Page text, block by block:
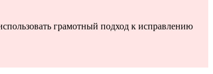
грамотный подход к исправлению